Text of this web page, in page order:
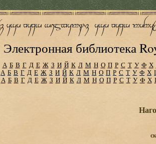
Электронная библиотека
А Б В Г Д Е Ж З И Й К Л М Н О П Р С Т У Ф Х
А Б В Г Д Е Ж З И Й К Л М Н О П Р С Т У Ф Х
А Б В Г Д Е Ж З И Й К Л М Н О П Р С Т У Ф Х